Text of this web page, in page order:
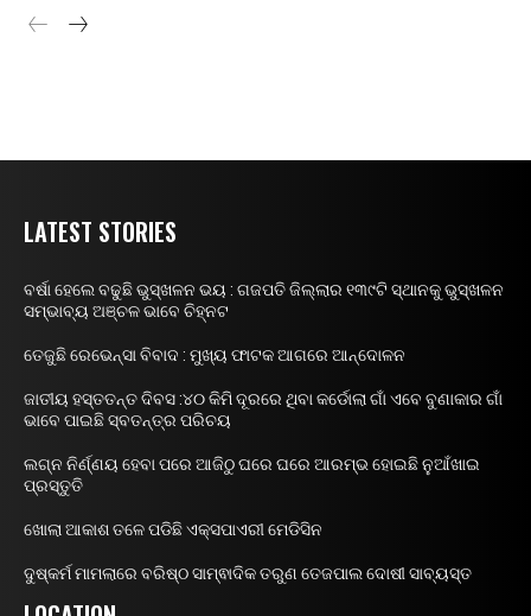
LATEST STORIES
ବର୍ଷା ହେଲେ ବଢୁଛି ଭୁସ୍ଖଳନ ଭୟ : ଗଜପତି ଜିଲ୍ଲାର ୧୩୯ଟି ସ୍ଥାନକୁ ଭୁସ୍ଖଳନ
ସମ୍ଭାବ୍ୟ ଅଞ୍ଚଳ ଭାବେ ଚିହ୍ନଟ
ତେଜୁଛି ରେଭେନ୍ସା ବିବାଦ : ମୁଖ୍ୟ ଫାଟକ ଆଗରେ ଆନ୍ଦୋଳନ
ଜାତୀୟ ହସ୍ତତନ୍ତ ଦିବସ :୪୦ କିମି ଦୂରରେ ଥିବା କର୍ଡୋଲା ଗାଁ ଏବେ ବୁଣାକାର ଗାଁ
ଭାବେ ପାଇଛି ସ୍ବତନ୍ତ୍ର ପରିଚୟ
ଲଗ୍ନ ନିର୍ଣ୍ଣୟ ହେବା ପରେ ଆଜିଠୁ ଘରେ ଘରେ ଆରମ୍ଭ ହୋଇଛି ନୁଆଁଖାଇ
ପ୍ରସ୍ତୁତି
ଖୋଲା ଆକାଶ ତଳେ ପଡିଛି ଏକ୍ସପାଏରୀ ମେଡିସିନ
ଦୁଷ୍କର୍ମ ମାମଲାରେ ବରିଷ୍ଠ ସାମ୍ଵାଦିକ ତରୁଣ ତେଜପାଲ ଦୋଷୀ ସାବ୍ୟସ୍ତ